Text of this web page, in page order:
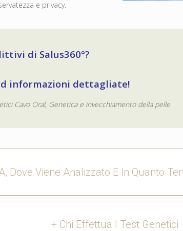
e privacy.
di Salus360°?
informazioni dettagliate!
Cavo Oral, Genetica e invecchiamento della pelle
Dove Viene Analizzato E In Quanto
+ Chi Effettua I Test Genetici